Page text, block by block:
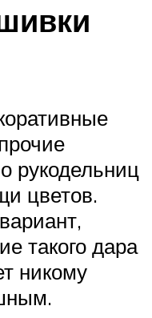
рукодельниц
цветов.
такого дара
никому